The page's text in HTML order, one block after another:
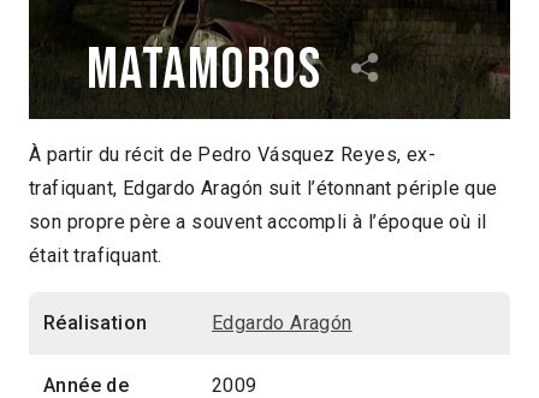
Matamoros
Edgardo Aragón 2009
22min
2013 > Repérage : Edgardo Aragón
2013 > Séances spéciales
À partir du récit de Pedro Vásquez Reyes, ex-
trafiquant, Edgardo Aragón suit l’étonnant périple que
son propre père a souvent accompli à l’époque où il
était trafiquant.
Réalisation Edgardo Aragón
Année de
2009